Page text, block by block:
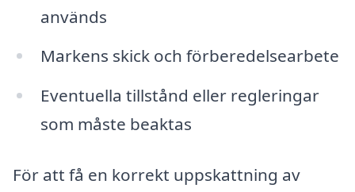
används
Markens skick och förberedelsearbete
Eventuella tillstånd eller regleringar
som måste beaktas
För att få en korrekt uppskattning av